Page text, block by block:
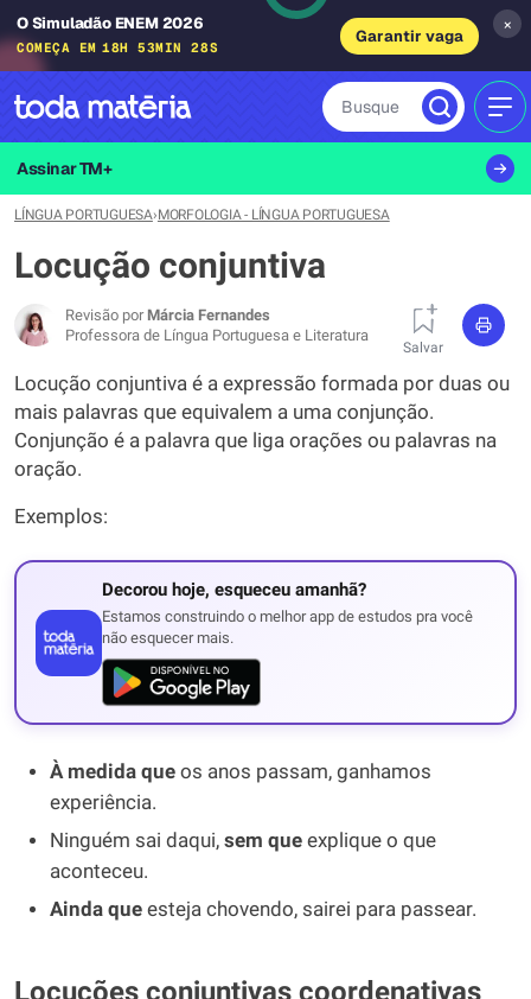
O Simuladão ENEM 2026
COMEÇA EM 18H 53MIN 27S
Garantir vaga
×
Busque
Assinar TM+
LÍNGUA PORTUGUESA›MORFOLOGIA - LÍNGUA PORTUGUESA
Locução conjuntiva
Revisão por Márcia Fernandes
Professora de Língua Portuguesa e Literatura
Salvar
Locução conjuntiva é a expressão formada por duas ou
mais palavras que equivalem a uma conjunção.
Conjunção é a palavra que liga orações ou palavras na
oração.
Exemplos:
Decorou hoje, esqueceu amanhã?
Estamos construindo o melhor app de estudos pra você
não esquecer mais.
À medida que os anos passam, ganhamos
experiência.
Ninguém sai daqui, sem que explique o que
aconteceu.
Ainda que esteja chovendo, sairei para passear.
Locuções conjuntivas coordenativas